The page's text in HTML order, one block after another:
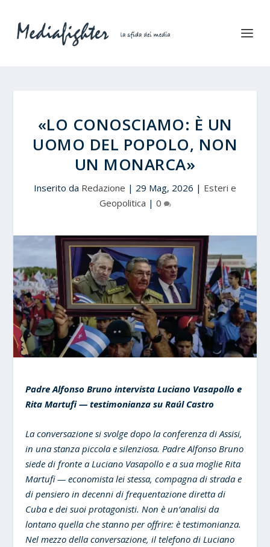
«LO CONOSCIAMO: È UN
UOMO DEL POPOLO, NON
UN MONARCA»
Inserito da Redazione | 29 Mag, 2026 | Esteri e
Geopolitica | 0
Padre Alfonso Bruno intervista Luciano Vasapollo e
Rita Martufi — testimonianza su Raúl Castro
La conversazione si svolge dopo la conferenza di Assisi,
in una stanza piccola e silenziosa. Padre Alfonso Bruno
siede di fronte a Luciano Vasapollo e a sua moglie Rita
Martufi — economista lei stessa, compagna di strada e
di pensiero in decenni di frequentazione diretta di
Cuba e dei suoi protagonisti. Non è un’analisi da
lontano quella che stanno per offrire: è testimonianza.
Nel mezzo della conversazione, il telefono di Luciano